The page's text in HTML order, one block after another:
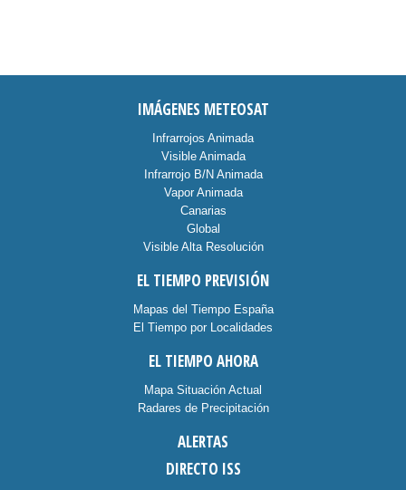
IMÁGENES METEOSAT
Infrarrojos Animada
Visible Animada
Infrarrojo B/N Animada
Vapor Animada
Canarias
Global
Visible Alta Resolución
EL TIEMPO PREVISIÓN
Mapas del Tiempo España
El Tiempo por Localidades
EL TIEMPO AHORA
Mapa Situación Actual
Radares de Precipitación
ALERTAS
DIRECTO ISS